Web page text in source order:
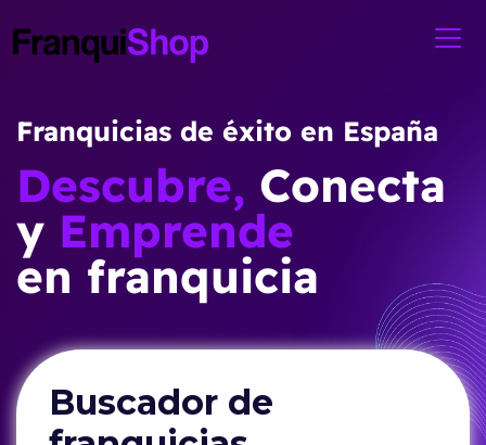
Franquicias de éxito en España
Descubre, Conecta
y Emprende
en franquicia
Buscador de